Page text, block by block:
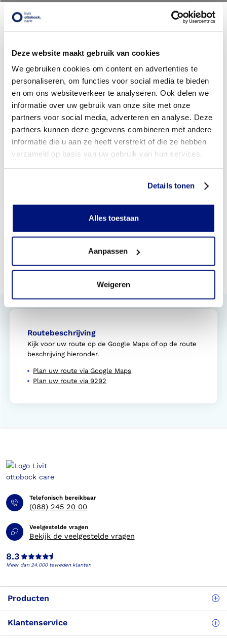
Deze website maakt gebruik van cookies
We gebruiken cookies om content en advertenties te
personaliseren, om functies voor social media te bieden
en om ons websiteverkeer te analyseren. Ook delen we
informatie over uw gebruik van onze site met onze
partners voor social media, adverteren en analyse. Deze
partners kunnen deze gegevens combineren met andere
informatie die u aan ze heeft verstrekt of die ze hebben
verzameld op basis van uw gebruik van hun services.
Details tonen
Alles toestaan
Aanpassen
Weigeren
terecht voor:
Onze expertisegebieden
Diabetes
Routebeschrijving
Kijk voor uw route op de Google Maps of op de route
beschrijving hieronder.
Plan uw route via Google Maps
Plan uw route via 9292
Telefonisch bereikbaar
(088) 245 20 00
Veelgestelde vragen
Bekijk de veelgestelde vragen
8.3
Meer dan 24.000 tevreden klanten
Producten
Klantenservice